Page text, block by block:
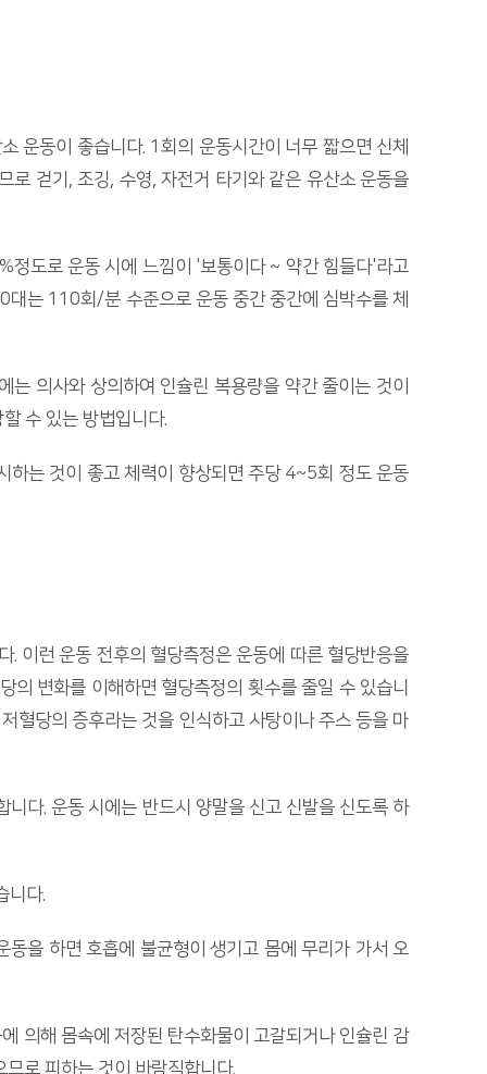
운동이 좋습니다. 1회의 운동시간이 너무 짧으면 신체
로 걷기, 조깅, 수영, 자전거 타기와 같은 유산소 운동을
정도로 운동 시에 느낌이 '보통이다 ~ 약간 힘들다'라고
는 110회/분 수준으로 운동 중간 중간에 심박수를 체
의사와 상의하여 인슐린 복용량을 약간 줄이는 것이
수 있는 방법입니다.
하는 것이 좋고 체력이 향상되면 주당 4~5회 정도 운동
이런 운동 전후의 혈당측정은 운동에 따른 혈당반응을
의 변화를 이해하면 혈당측정의 횟수를 줄일 수 있습니
혈당의 증후라는 것을 인식하고 사탕이나 주스 등을 마
다. 운동 시에는 반드시 양말을 신고 신발을 신도록 하
니다.
을 하면 호흡에 불균형이 생기고 몸에 무리가 가서 오
의해 몸속에 저장된 탄수화물이 고갈되거나 인슐린 감
로 피하는 것이 바람직합니다.